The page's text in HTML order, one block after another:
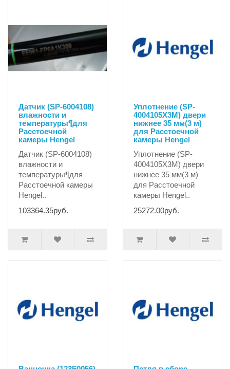
Датчик (SP-6004108)
влажности и
температуры¶для
Расстоечной
камеры Hengel
Датчик (SP-6004108)
влажности и
температуры¶для
Расстоечной камеры
Hengel..
103364.35руб.
Уплотнение (SP-
4004105X3M) двери
нижнее 35 мм(3 м)
для Расстоечной
камеры Hengel
Уплотнение (SP-
4004105X3M) двери
нижнее 35 мм(3 м)
для Расстоечной
камеры Hengel..
25272.00руб.